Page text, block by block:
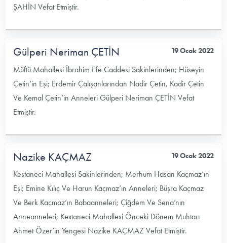
ŞAHİN Vefat Etmiştir.
Gülperi Neriman ÇETİN 19 Ocak 2022
Müftü Mahallesi İbrahim Efe Caddesi Sakinlerinden; Hüseyin
Çetin’in Eşi; Erdemir Çalışanlarından Nadir Çetin, Kadir Çetin
Ve Kemal Çetin’in Anneleri Gülperi Neriman ÇETİN Vefat
Etmiştir.
Nazike KAÇMAZ 19 Ocak 2022
Kestaneci Mahallesi Sakinlerinden; Merhum Hasan Kaçmaz’ın
Eşi; Emine Kılıç Ve Harun Kaçmaz’ın Anneleri; Büşra Kaçmaz
Ve Berk Kaçmaz’ın Babaanneleri; Çiğdem Ve Sena’nın
Anneanneleri; Kestaneci Mahallesi Önceki Dönem Muhtarı
Ahmet Özer’in Yengesi Nazike KAÇMAZ Vefat Etmiştir.